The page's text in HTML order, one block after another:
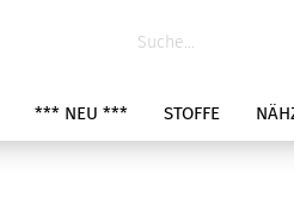
*** NEU *** STOFFE